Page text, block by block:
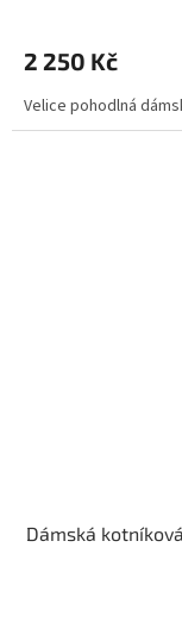
2 250 Kč
Velice pohodlná
Dámská